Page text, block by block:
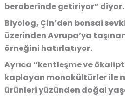
beraberinde getiriyor” diyor.
Biyolog, Çin’den bonsai
üzerinden Avrupa’ya
örneğini hatırlatıyor.
Ayrıca “kentleşme ve
kaplayan monokültürler ile
ürünleri yüzünden doğal